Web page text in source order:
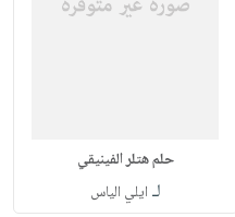
حلم هتلر الفينيقي
لـ ايلي الياس